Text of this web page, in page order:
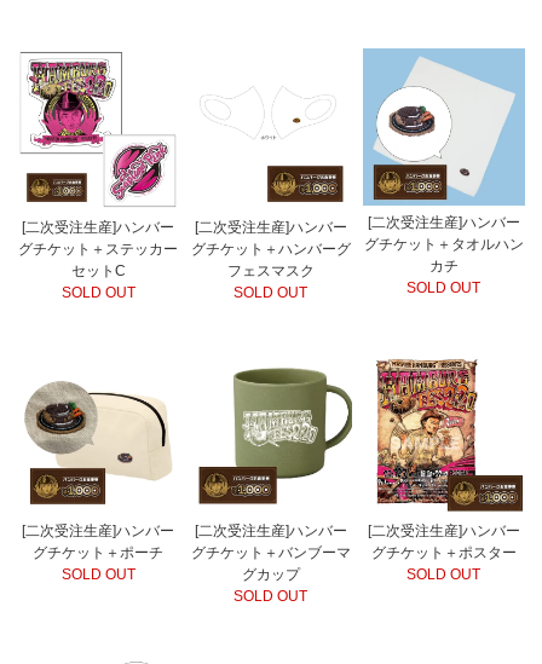
[二次受注生産]ハンバー
グチケット＋ステッカー
セットC
SOLD OUT
[二次受注生産]ハンバー
グチケット＋ハンバーグ
フェスマスク
SOLD OUT
[二次受注生産]ハンバー
グチケット＋タオルハン
カチ
SOLD OUT
[二次受注生産]ハンバー
グチケット＋ポーチ
SOLD OUT
[二次受注生産]ハンバー
グチケット＋バンブーマ
グカップ
SOLD OUT
[二次受注生産]ハンバー
グチケット＋ポスター
SOLD OUT